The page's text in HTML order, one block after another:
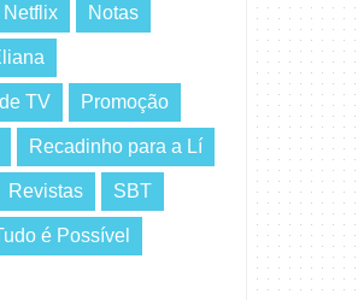
Netflix Notas
TV Promoção
Recadinho para a Lí
Revistas SBT
é Possível